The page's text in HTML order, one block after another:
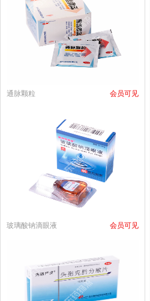
会员可见
通脉颗粒
会员可见
玻璃酸钠滴眼液